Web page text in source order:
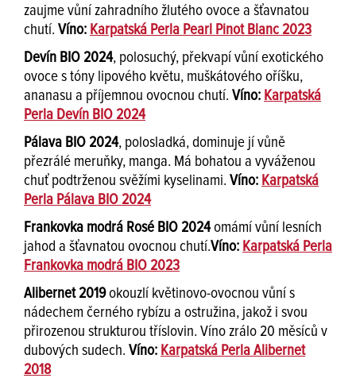
zaujme vůní zahradního žlutého ovoce a šťavnatou
chutí. Víno: Karpatská Perla Pearl Pinot Blanc 2023
Devín BIO 2024, polosuchý, překvapí vůní exotického
ovoce s tóny lipového květu, muškátového oříšku,
ananasu a příjemnou ovocnou chutí. Víno: Karpatská
Perla Devín BIO 2024
Pálava BIO 2024, polosladká, dominuje jí vůně
přezrálé meruňky, manga. Má bohatou a vyváženou
chuť podtrženou svěžími kyselinami. Víno: Karpatská
Perla Pálava BIO 2024
Frankovka modrá Rosé BIO 2024omámí vůní lesních
jahod a šťavnatou ovocnou chutí.Víno: Karpatská Perla
Frankovka modrá BIO 2023
Alibernet 2019okouzlí květinovo-ovocnou vůní s
nádechem černého rybízu a ostružina, jakož i svou
přirozenou strukturou tříslovin. Víno zrálo 20 měsíců v
dubových sudech. Víno: Karpatská Perla Alibernet
2018